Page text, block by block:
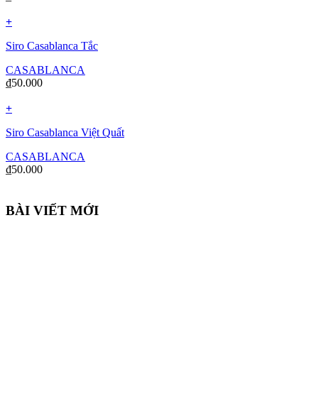
+
Siro Casablanca Tắc
CASABLANCA
₫50.000
+
Siro Casablanca Việt Quất
CASABLANCA
₫50.000
BÀI VIẾT MỚI